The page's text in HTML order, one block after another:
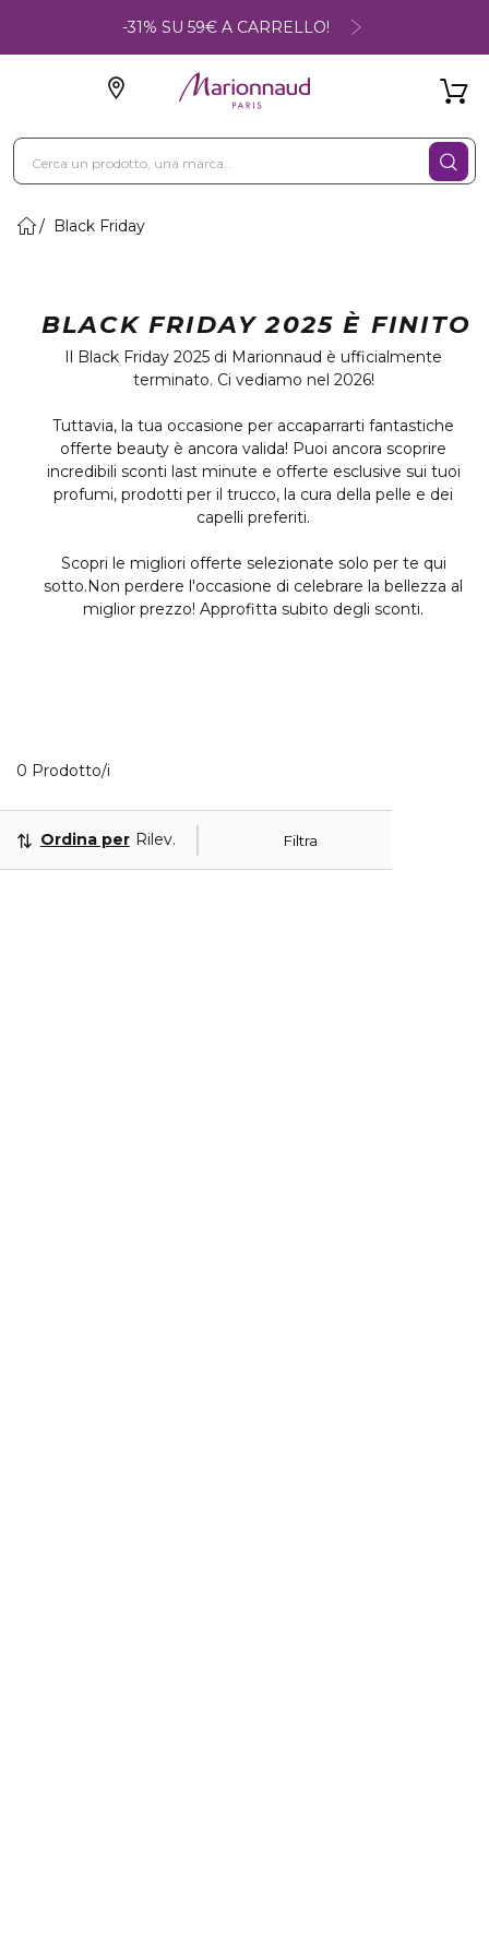
-31% SU 59€ A CARRELLO!
Black Friday
BLACK FRIDAY 2025 È FINITO
Il Black Friday 2025 di Marionnaud è ufficialmente
terminato. Ci vediamo nel 2026!
Tuttavia, la tua occasione per accaparrarti fantastiche
offerte beauty è ancora valida! Puoi ancora scoprire
incredibili sconti last minute e offerte esclusive sui tuoi
profumi, prodotti per il trucco, la cura della pelle e dei
capelli preferiti.
Scopri le migliori offerte selezionate solo per te qui
sotto.Non perdere l'occasione di celebrare la bellezza al
miglior prezzo! Approfitta subito degli sconti.
0 Prodotto/i
Filtra
Ordina per Rilevanza